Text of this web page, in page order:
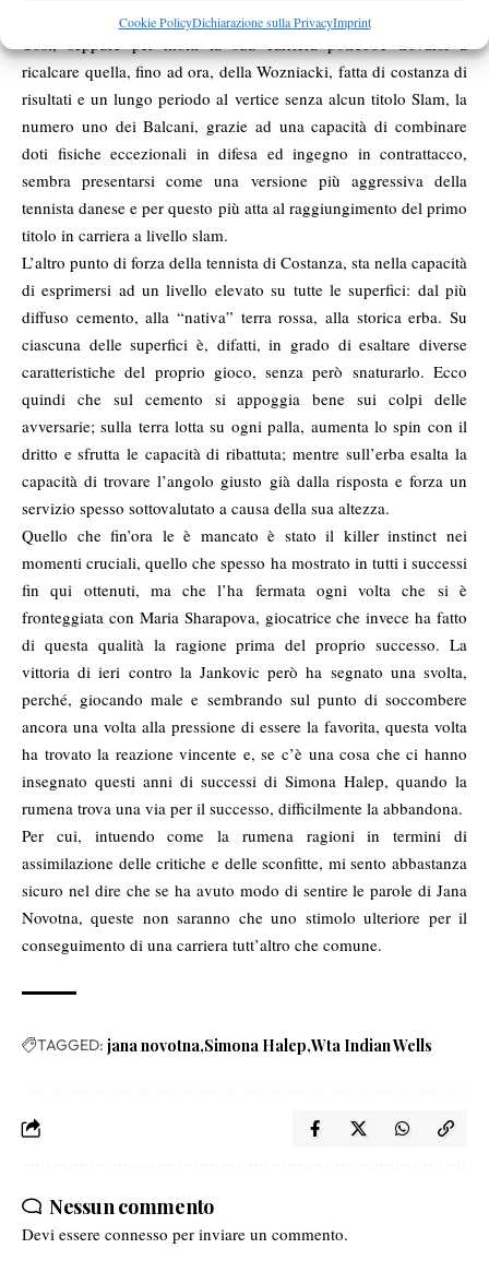
Cookie PolicyDichiarazione sulla PrivacyImprint
più prestigiosi e la vittoria di ieri ha contribuito in questo senso.
Così, seppure per molti la sua carriera potrebbe trovarsi a
ricalcare quella, fino ad ora, della Wozniacki, fatta di costanza di
risultati e un lungo periodo al vertice senza alcun titolo Slam, la
numero uno dei Balcani, grazie ad una capacità di combinare
doti fisiche eccezionali in difesa ed ingegno in contrattacco,
sembra presentarsi come una versione più aggressiva della
tennista danese e per questo più atta al raggiungimento del primo
titolo in carriera a livello slam.
L’altro punto di forza della tennista di Costanza, sta nella capacità
di esprimersi ad un livello elevato su tutte le superfici: dal più
diffuso cemento, alla “nativa” terra rossa, alla storica erba. Su
ciascuna delle superfici è, difatti, in grado di esaltare diverse
caratteristiche del proprio gioco, senza però snaturarlo. Ecco
quindi che sul cemento si appoggia bene sui colpi delle
avversarie; sulla terra lotta su ogni palla, aumenta lo spin con il
dritto e sfrutta le capacità di ribattuta; mentre sull’erba esalta la
capacità di trovare l’angolo giusto già dalla risposta e forza un
servizio spesso sottovalutato a causa della sua altezza.
Quello che fin’ora le è mancato è stato il killer instinct nei
momenti cruciali, quello che spesso ha mostrato in tutti i successi
fin qui ottenuti, ma che l’ha fermata ogni volta che si è
fronteggiata con Maria Sharapova, giocatrice che invece ha fatto
di questa qualità la ragione prima del proprio successo. La
vittoria di ieri contro la Jankovic però ha segnato una svolta,
perché, giocando male e sembrando sul punto di soccombere
ancora una volta alla pressione di essere la favorita, questa volta
ha trovato la reazione vincente e, se c’è una cosa che ci hanno
insegnato questi anni di successi di Simona Halep, quando la
rumena trova una via per il successo, difficilmente la abbandona.
Per cui, intuendo come la rumena ragioni in termini di
assimilazione delle critiche e delle sconfitte, mi sento abbastanza
sicuro nel dire che se ha avuto modo di sentire le parole di Jana
Novotna, queste non saranno che uno stimolo ulteriore per il
conseguimento di una carriera tutt’altro che comune.
TAGGED: jana novotna Simona Halep Wta Indian Wells
Nessun commento
Devi essere connesso per inviare un commento.